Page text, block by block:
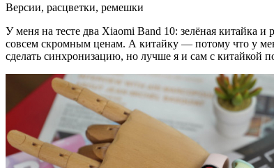
Версии, расцветки, ремешки
У меня на тесте два Xiaomi Band 10: зелёная китайка и
совсем скромным ценам. А китайку — потому что у
сделать синхронизацию, но лучше я и сам с китайкой